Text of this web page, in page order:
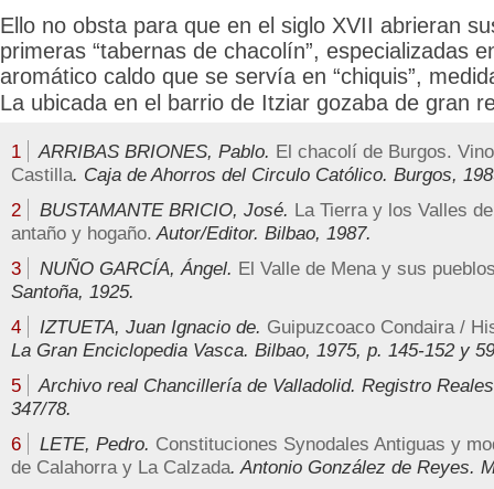
Ello no obsta para que en el siglo XVII abrieran
primeras “tabernas de chacolín”, especializadas
aromático caldo que se servía en “chiquis”,
La ubicada en el barrio de Itziar gozaba de gran
1 ARRIBAS BRIONES, Pablo. El chacolí de Burgos.
Castilla. Caja de Ahorros del Circulo Católico. Burgos,
2
BUSTAMANTE BRICIO, José. La Tierra y los Valles
antaño y hogaño. Autor/Editor. Bilbao, 1987.
3
NUÑO GARCÍA, Ángel. El Valle de Mena y sus
Santoña, 1925.
4
IZTUETA, Juan Ignacio de. Guipuzcoaco Condaira /
La Gran Enciclopedia Vasca. Bilbao, 1975, p. 145-152 y
5
Archivo real Chancillería de Valladolid. Registro
347/78.
6
LETE, Pedro. Constituciones Synodales Antiguas y
de Calahorra y La Calzada. Antonio González de Reyes.